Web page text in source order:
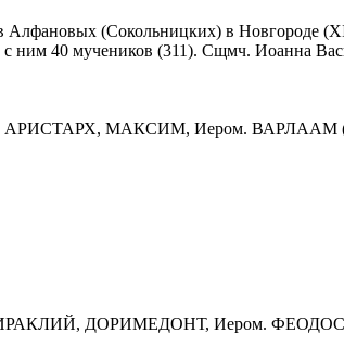
(Сокольницких) в Новгороде
ним 40 мучеников (311). Сщмч. Иоанна
МАКСИМ, Иером. ВАРЛААМ
ДОРИМЕДОНТ, Иером.